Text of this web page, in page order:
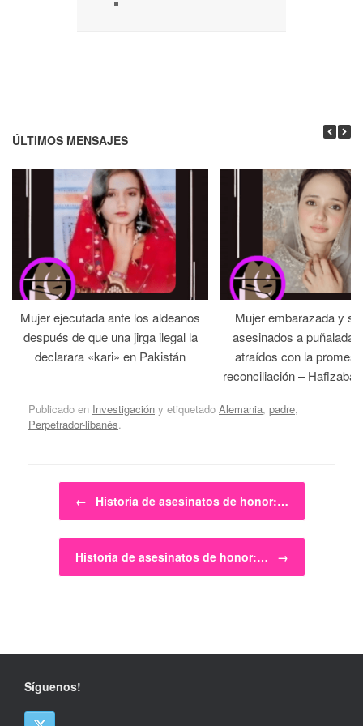
ÚLTIMOS MENSAJES
Mujer ejecutada ante los aldeanos
después de que una jirga ilegal la
declarara «kari» en Pakistán
Mujer embarazada y
asesinados a
atraídos con la
reconciliación –
Publicado en Investigación y etiquetado Alemania, padre,
Perpetrador-libanés.
Navegador de artículos
← Historia de asesinatos de honor:…
Historia de asesinatos de honor:… →
Síguenos!